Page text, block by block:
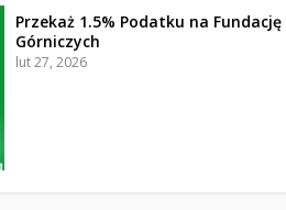
Przekaż 1.5% Podatku na
Górniczych
lut 27, 2026